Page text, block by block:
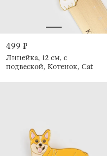
499 ₽
Линейка, 12 см, с
подвеской, Котенок, Cat